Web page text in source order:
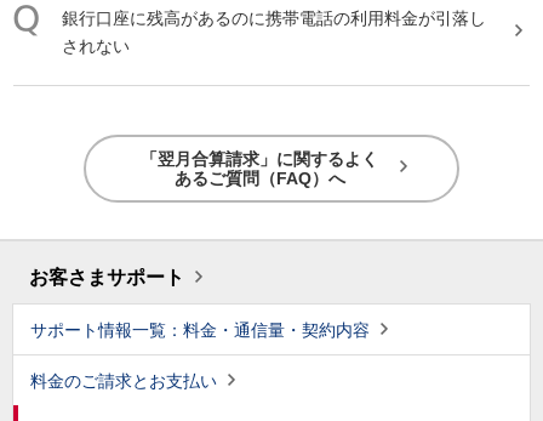
銀行口座に残高があるのに携帯電話の利用料金が引落し
されない
「翌月合算請求」に関するよく
あるご質問（FAQ）へ
お客さまサポート
サポート情報一覧：料金・通信量・契約内容
料金のご請求とお支払い